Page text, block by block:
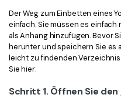
Der Weg zum Einbetten eines
einfach. Sie müssen es einfach
als Anhang hinzufügen. Bevor
herunter und speichern Sie es
leicht zu findenden
Sie hier:
Schritt 1. Öffnen Sie